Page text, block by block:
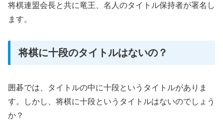
将棋連盟会長と共に竜王、名人のタイトル保持者が署名し
ます。
将棋に十段のタイトルはないの？
囲碁では、タイトルの中に十段というタイトルがありま
す。しかし、将棋に十段というタイトルはないのでしょう
か？